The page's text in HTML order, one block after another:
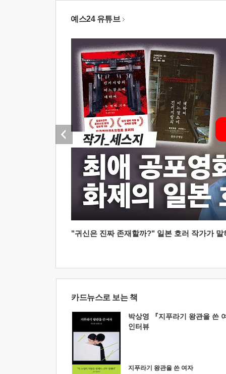
예스24 유튜브
"귀신은 진짜 존재할까?" 일본 호러 작가가
카드뉴스로 보는 책
박상영 『지푸라기 왕관을 쓴
인터뷰
지푸라기 왕관을 쓴 여자